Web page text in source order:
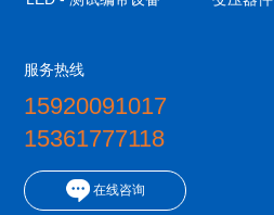
服务热线
15920091017
15361777118
在线咨询